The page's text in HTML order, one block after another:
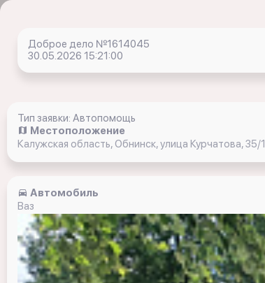
Доброе дело №1614045
30.05.2026 15:21:00
Тип заявки: Автопомощь
Местоположение
Калужская область, Обнинск, улица Курчатова, 35/1
Автомобиль
Ваз